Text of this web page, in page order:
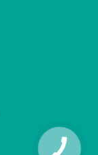
КНОПКА
ЗВ'ЯЗКУ